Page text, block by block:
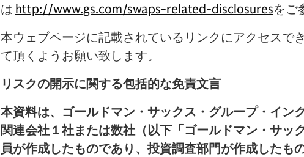
は http://www.gs.com/swaps-related-disclosuresをご
本ウェブページに記載されているリンクにアクセスで
て頂くようお願い致します。
リスクの開示に関する包括的な免責文言
本資料は、ゴールドマン・サックス・グループ・イン
関連会社１社または数社（以下「ゴールドマン・サッ
員が作成したものであり、投資調査部門が作成したも